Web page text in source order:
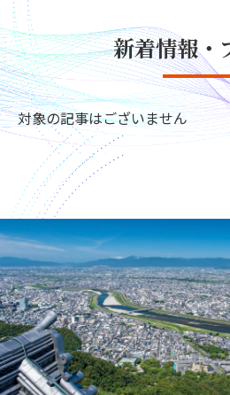
新着情報・
対象の記事はございません